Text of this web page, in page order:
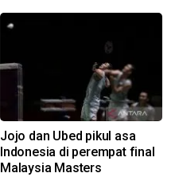
Jojo dan Ubed pikul asa
Indonesia di perempat final
Malaysia Masters